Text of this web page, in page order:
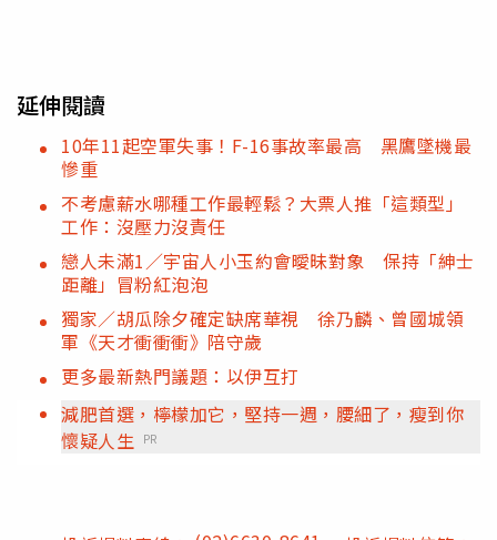
延伸閱讀
10年11起空軍失事！F-16事故率最高 黑鷹墜機最
慘重
不考慮薪水哪種工作最輕鬆？大票人推「這類型」
工作：沒壓力沒責任
戀人未滿1／宇宙人小玉約會曖昧對象 保持「紳士
距離」冒粉紅泡泡
獨家／胡瓜除夕確定缺席華視 徐乃麟、曾國城領
軍《天才衝衝衝》陪守歲
更多最新熱門議題：以伊互打
減肥首選，檸檬加它，堅持一週，腰細了，瘦到你
懷疑人生 PR